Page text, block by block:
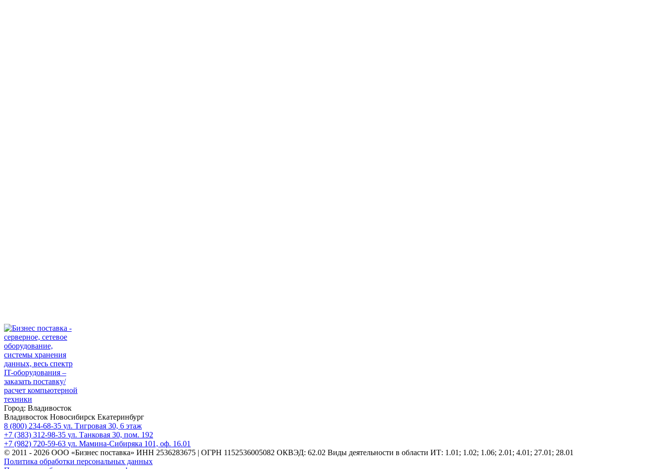
Город: Владивосток
Владивосток Новосибирск Екатеринбург
8 (800) 234-68-35 ул. Тигровая 30, 6 этаж
+7 (383) 312-98-35 ул. Танковая 30, пом. 192
+7 (982) 720-59-63 ул. Мамина-Сибиряка 101, оф. 16.01
© 2011 - 2026 ООО «Бизнес поставка» ИНН 2536283675 | ОГРН 1152536005082 ОКВЭД: 62.02 Виды деятельности в области ИТ: 1.01; 1.02; 1.06; 2.01; 4.01; 27.01; 28.01
Политика обработки персональных данных